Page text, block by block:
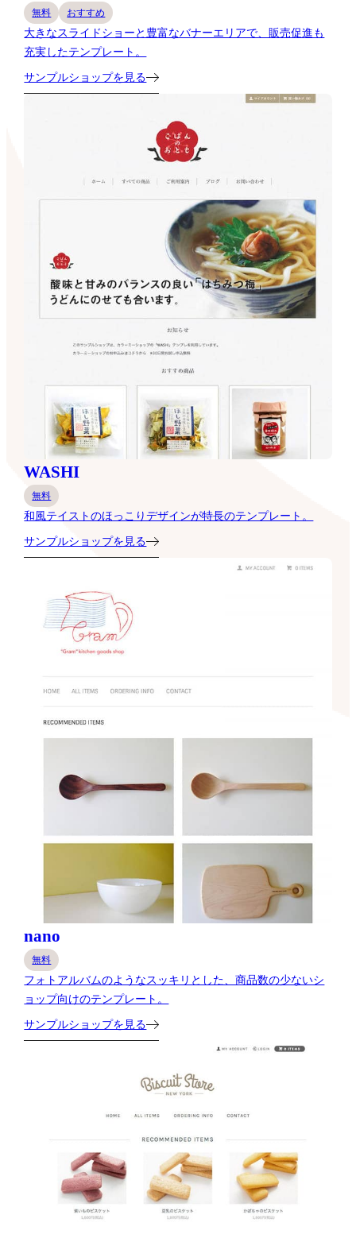
無料 おすすめ
大きなスライドショーと豊富なバナーエリアで、販売促進も
充実したテンプレート。
サンプルショップを見る
WASHI
無料
和風テイストのほっこりデザインが特長のテンプレート。
サンプルショップを見る
nano
無料
フォトアルバムのようなスッキリとした、商品数の少ないシ
ョップ向けのテンプレート。
サンプルショップを見る